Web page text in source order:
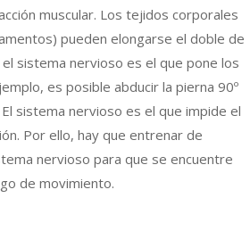
muscular. Los tejidos corporales
pueden elongarse el doble de
sistema nervioso es el que pone los
es posible abducir la pierna 90º
sistema nervioso es el que impide el
Por ello, hay que entrenar de
nervioso para que se encuentre
de movimiento.